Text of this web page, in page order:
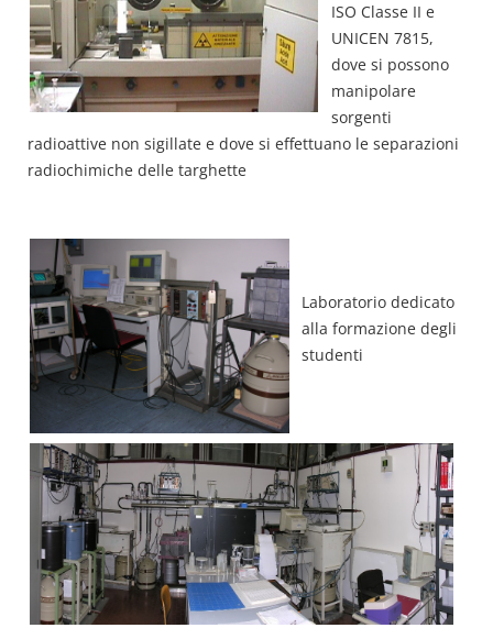
ISO Classe II e
UNICEN 7815,
dove si possono
manipolare
sorgenti
radioattive non sigillate e dove si effettuano le separazioni
radiochimiche delle targhette
Laboratorio dedicato
alla formazione degli
studenti